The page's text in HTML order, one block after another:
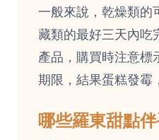
一般來說，乾燥類的
藏類的最好三天內吃
產品，購買時注意標
期限，結果蛋糕發霉
哪些羅東甜點